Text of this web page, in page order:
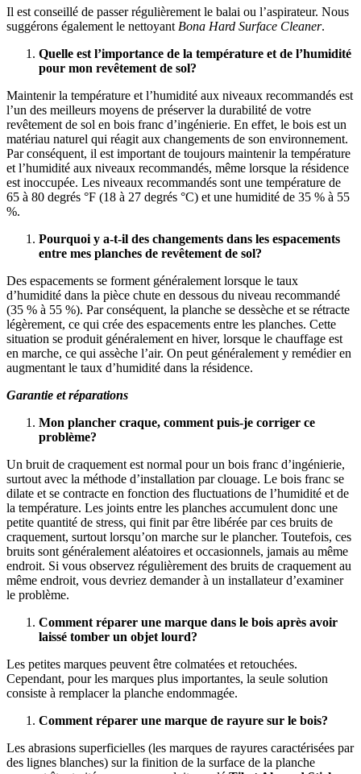
Il est conseillé de passer régulièrement le balai ou l’aspirateur. Nous
suggérons également le nettoyant Bona Hard Surface Cleaner.
Quelle est l’importance de la température et de l’humidité
pour mon revêtement de sol?
Maintenir la température et l’humidité aux niveaux recommandés est
l’un des meilleurs moyens de préserver la durabilité de votre
revêtement de sol en bois franc d’ingénierie. En effet, le bois est un
matériau naturel qui réagit aux changements de son environnement.
Par conséquent, il est important de toujours maintenir la température
et l’humidité aux niveaux recommandés, même lorsque la résidence
est inoccupée. Les niveaux recommandés sont une température de
65 à 80 degrés °F (18 à 27 degrés °C) et une humidité de 35 % à 55
%.
Pourquoi y a-t-il des changements dans les espacements
entre mes planches de revêtement de sol?
Des espacements se forment généralement lorsque le taux
d’humidité dans la pièce chute en dessous du niveau recommandé
(35 % à 55 %). Par conséquent, la planche se dessèche et se rétracte
légèrement, ce qui crée des espacements entre les planches. Cette
situation se produit généralement en hiver, lorsque le chauffage est
en marche, ce qui assèche l’air. On peut généralement y remédier en
augmentant le taux d’humidité dans la résidence.
Garantie et réparations
Mon plancher craque, comment puis-je corriger ce
problème?
Un bruit de craquement est normal pour un bois franc d’ingénierie,
surtout avec la méthode d’installation par clouage. Le bois franc se
dilate et se contracte en fonction des fluctuations de l’humidité et de
la température. Les joints entre les planches accumulent donc une
petite quantité de stress, qui finit par être libérée par ces bruits de
craquement, surtout lorsqu’on marche sur le plancher. Toutefois, ces
bruits sont généralement aléatoires et occasionnels, jamais au même
endroit. Si vous observez régulièrement des bruits de craquement au
même endroit, vous devriez demander à un installateur d’examiner
le problème.
Comment réparer une marque dans le bois après avoir
laissé tomber un objet lourd?
Les petites marques peuvent être colmatées et retouchées.
Cependant, pour les marques plus importantes, la seule solution
consiste à remplacer la planche endommagée.
Comment réparer une marque de rayure sur le bois?
Les abrasions superficielles (les marques de rayures caractérisées par
des lignes blanches) sur la finition de la surface de la planche